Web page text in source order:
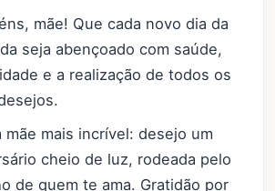
mãe! Que cada novo dia da
seja abençoado com saúde,
e a realização de todos os
mãe mais incrível: desejo um
cheio de luz, rodeada pelo
de quem te ama. Gratidão por